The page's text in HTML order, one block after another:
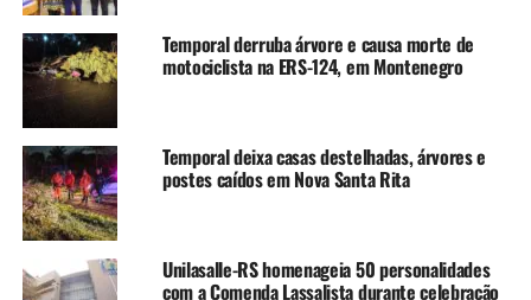
O ministro Rui Costa destacou a atuação federal após a
tragédia climática.
“O Rio Grande do Sul, a
partir daquele desastre,
virou uma nova referência
para o país de como o
Temporal derruba árvore e causa morte de
motociclista na ERS-124, em Montenegro
Temporal deixa casas destelhadas, árvores e
postes caídos em Nova Santa Rita
Unilasalle-RS homenageia 50 personalidades
com a Comenda Lassalista durante celebração